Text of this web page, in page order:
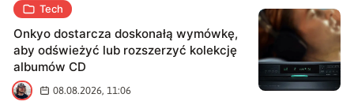
Tech
Onkyo dostarcza doskonałą wymówkę,
aby odświeżyć lub rozszerzyć kolekcję
albumów CD
B 08.08.2026, 11:06